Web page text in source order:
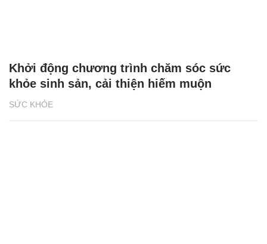
SỨC KHỎE
Khởi động chương trình chăm sóc sức
khỏe sinh sản, cải thiện hiếm muộn